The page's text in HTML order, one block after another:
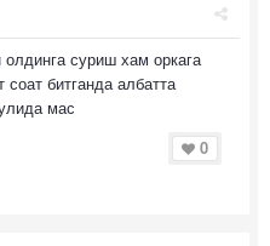
суриш хам оркага
битганда албатта
мас
0